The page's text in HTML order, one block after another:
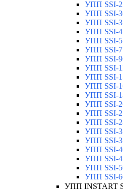
УПП SSI-
УПП SSI-
УПП SSI-
УПП SSI-
УПП SSI-
УПП SSI-
УПП SSI-
УПП SSI-
УПП SSI-
УПП SSI-
УПП SSI-
УПП SSI-
УПП SSI-
УПП SSI-
УПП SSI-
УПП SSI-
УПП SSI-
УПП SSI-
УПП SSI-
УПП SSI-
УПП INSTART